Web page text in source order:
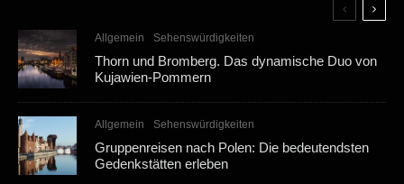
Allgemein Sehenswürdigkeiten
Thorn und Bromberg. Das dynamische Duo von
Kujawien-Pommern
Allgemein Sehenswürdigkeiten
Gruppenreisen nach Polen: Die bedeutendsten
Gedenkstätten erleben